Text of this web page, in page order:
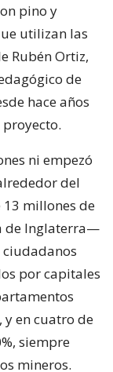
pino y
utilizan las
Rubén Ortiz,
de
hace años
ni empezó
del
millones de
de Inglaterra—
ciudadanos
por capitales
y en cuatro de
siempre
mineros.